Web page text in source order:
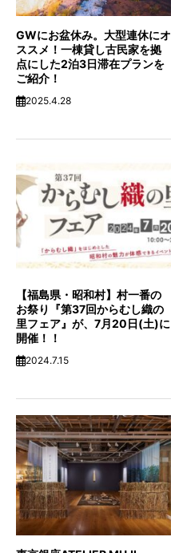
GWにお盆休み。大型連休にオ
ススメ！一棟貸し古民家を拠
点にした2泊3日滞在プランを
ご紹介！
2025.4.28
【福島県・昭和村】村一番の
お祭り『第37回からむし織の
里フェア』が、7月20日(土)に
開催！！
2024.7.15